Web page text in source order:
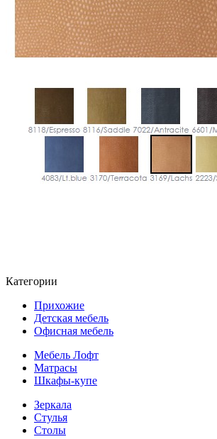
Категории
Прихожие
Детская мебель
Офисная мебель
Мебель Лофт
Матрасы
Шкафы-купе
Зеркала
Стулья
Столы